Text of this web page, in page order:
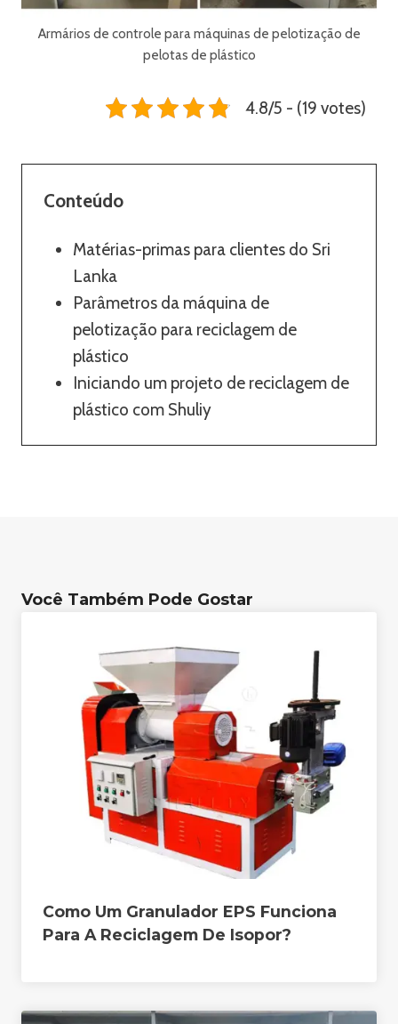
Armários de controle para máquinas de pelotização de
pelotas de plástico
4.8/5 - (19 votes)
Conteúdo
Matérias-primas para clientes do Sri
Lanka
Parâmetros da máquina de
pelotização para reciclagem de
plástico
Iniciando um projeto de reciclagem de
plástico com Shuliy
Você Também Pode Gostar
Como Um Granulador EPS Funciona
Para A Reciclagem De Isopor?